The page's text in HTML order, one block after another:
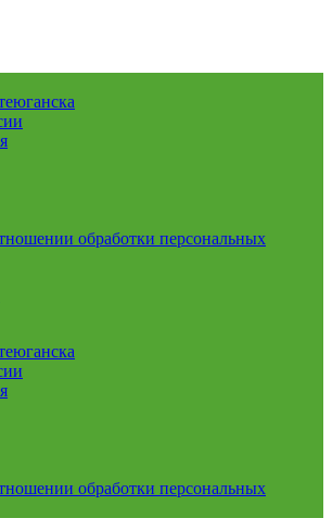
обработки персональных
обработки персональных